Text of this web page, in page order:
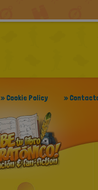
» Cookie Policy »